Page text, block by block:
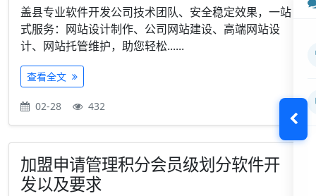
盖县专业软件开发公司技术团队、安全稳定效果，一站
式服务：网站设计制作、公司网站建设、高端网站设
计、网站托管维护，助您轻松......
查看全文
02-28 432
加盟申请管理积分会员级划分软件开
发以及要求